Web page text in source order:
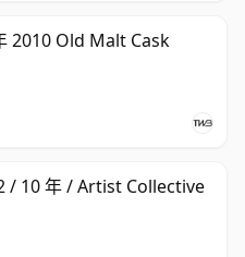
2010 Old Malt Cask
/ 10 年 / Artist Collective